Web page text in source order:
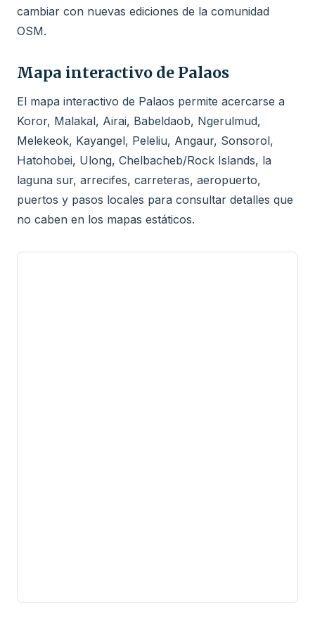
cambiar con nuevas ediciones de la comunidad
OSM.
Mapa interactivo de Palaos
El mapa interactivo de Palaos permite acercarse a
Koror, Malakal, Airai, Babeldaob, Ngerulmud,
Melekeok, Kayangel, Peleliu, Angaur, Sonsorol,
Hatohobei, Ulong, Chelbacheb/Rock Islands, la
laguna sur, arrecifes, carreteras, aeropuerto,
puertos y pasos locales para consultar detalles que
no caben en los mapas estáticos.